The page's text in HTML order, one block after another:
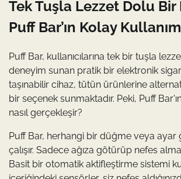
Tek Tuşla Lezzet Dolu Bir
Puff Bar’ın Kolay
Puff Bar, kullanıcılarına tek bir tuşla
deneyim sunan pratik bir elektronik
taşınabilir cihaz, tütün ürünlerine
bir seçenek sunmaktadır. Peki, Puff
nasıl gerçekleşir?
Puff Bar, herhangi bir düğme veya ayar
çalışır. Sadece ağıza götürüp nefes
Basit bir otomatik aktifleştirme sistemi